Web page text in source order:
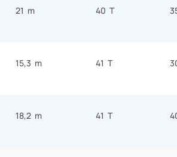
21 m 40 T
15,3 m 41 T
18,2 m 41 T